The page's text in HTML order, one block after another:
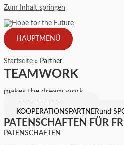
Zum Inhalt springen
HAUPTMENÜ
Startseite Partner
TEAMWORK
makes the dream work
KOOPERATIONSPARTNERund
PATENSCHAFTEN FÜR
PATENSCHAFTEN